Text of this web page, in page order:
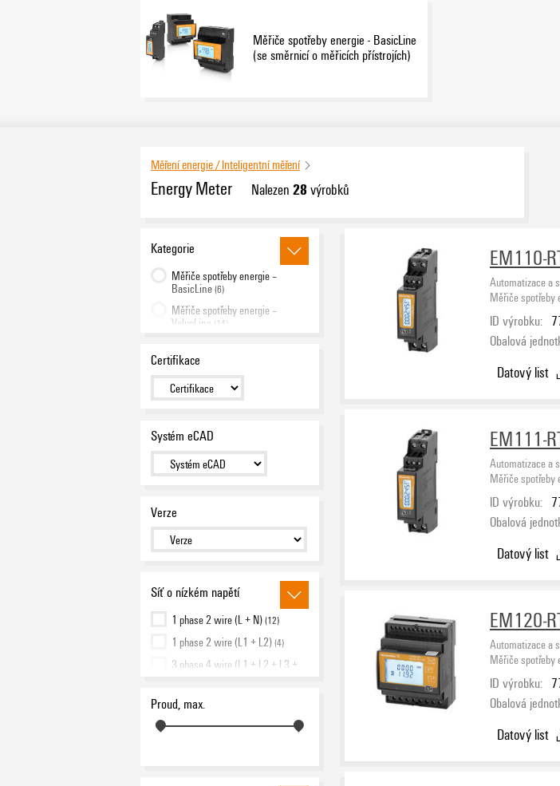
Měřiče spotřeby energie - BasicLine
(se směrnicí o měřicích přístrojích)
Měření energie / Inteligentní měření
Energy Meter Nalezen 28 výrobků
Kategorie
Měřiče spotřeby energie –
BasicLine(6)
Měřiče spotřeby energie –
ValueLine (14)
BasicLine (se směrnicí o
měřicích přístrojích)
Certifikace
Systém eCAD
Verze
Síť o nízkém napětí
1 phase 2 wire (L + N)(12)
1 phase 2 wire (L1 + L2)(4)
3 phase 4 wire (L1 + L2 + L3 +
3 phase 3 wire (L1 + L2 +
L3)(23)
Proud, max.
EM110-
Automatizace a
Měřiče spotřeby
ID výrobku:
Obalová
Datový list
EM111-
Automatizace a
Měřiče spotřeby
ID výrobku:
Obalová
Datový list
EM120-
Automatizace a
Měřiče spotřeby
ID výrobku:
Obalová
Datový list